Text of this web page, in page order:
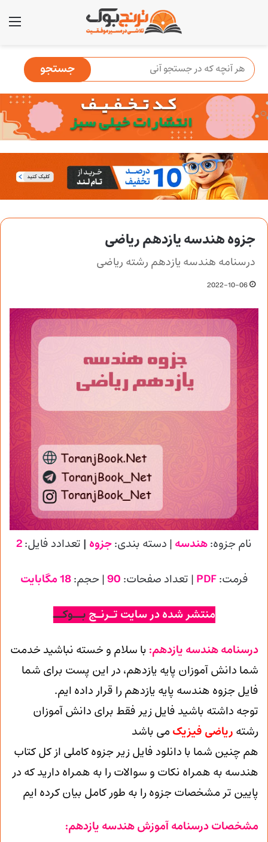
جزوه هندسه یازدهم ریاضی
درسنامه هندسه یازدهم رشته ریاضی
2022-10-06
نام جزوه:هندسه | دسته بندی:جزوه | تعدادد فایل:
فرمت:PDF | تعداد صفحات: 90| حجم:18 مگابایت
منتشر شده در سایت تـرنـج بــوکــ
درسنامه هندسه یازدهم: با سلام و خسته نباشید خدمت
شما دانش آموزان پایه یازدهم، در این پست برای شما
فایل جزوه هندسه پایه یازدهم را قرار داده ایم.
توجه داشته باشید فایل زیر فقط برای دانش آموزان
رشته ریاضی فیزیک می باشد
هم چنین شما با دانلود فایل زیر جزوه کاملی از کل کتاب
هندسه به همراه نکات و سوالات را به همراه دارید که در
پایین تر مشخصات جزوه را به طور کامل بیان کرده ایم
مشخصات درسنامه آموزش هندسه یازدهم: